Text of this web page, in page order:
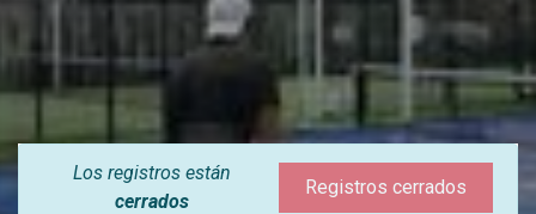
Los registros están
cerrados
Registros cerrados